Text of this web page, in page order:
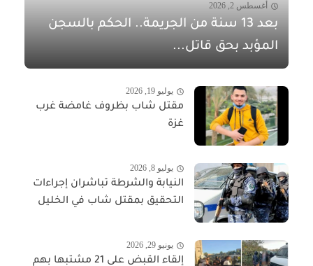
أغسطس 2, 2026
بعد 13 سنة من الجريمة.. الحكم بالسجن
المؤبد بحق قاتل...
يوليو 19, 2026
مقتل شاب بظروف غامضة غرب
غزة
يوليو 8, 2026
النيابة والشرطة تباشران إجراءات
التحقيق بمقتل شاب في الخليل
يونيو 29, 2026
إلقاء القبض على 21 مشتبها بهم